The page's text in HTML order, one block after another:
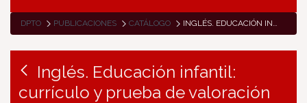
DPTO PUBLICACIONES CATÁLOGO INGLÉS. EDUCACIÓN INFANTIL: CURRÍCULO Y PRUEBA DE VALORACIÓN
Inglés. Educación infantil:
currículo y prueba de valoración